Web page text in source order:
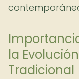
la
Tradicional